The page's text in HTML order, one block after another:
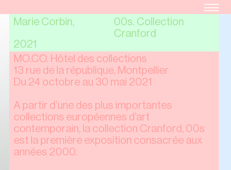
Marie Corbin,
2021
00s. Collection
Cranford
MO.CO. Hôtel des collections
13 rue de la république, Montpellier
Du 24 octobre au 30 mai 2021
A partir d’une des plus importantes
collections européennes d’art
contemporain, la collection Cranford, 00s
est la première exposition consacrée aux
années 2000.